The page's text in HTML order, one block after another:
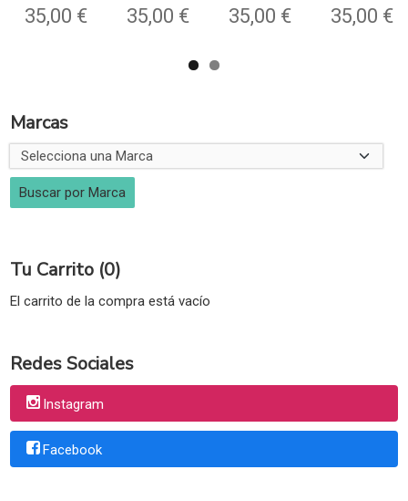
Marcas
Tu Carrito (0)
El carrito de la compra está vacío
Redes Sociales
Instagram
Facebook
35,00 € 35,00 € 35,00 € 35,00 €